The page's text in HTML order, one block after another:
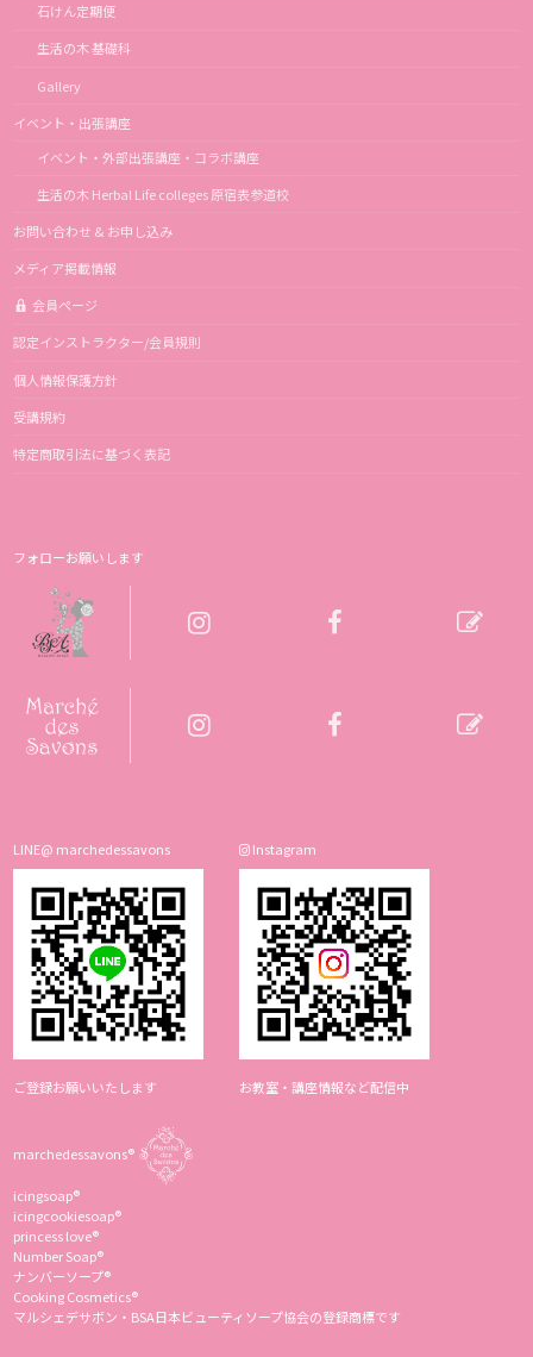
石けん定期便
生活の木 基礎科
Gallery
イベント・出張講座
イベント・外部出張講座・コラボ講座
生活の木 Herbal Life colleges 原宿表参道校
お問い合わせ & お申し込み
メディア掲載情報
会員ページ
認定インストラクター/会員規則
個人情報保護方針
受講規約
特定商取引法に基づく表記
フォローお願いします
LINE@ marchedessavons
ご登録お願いいたします
Instagram
お教室・講座情報など配信中
marchedessavons®︎
icingsoap®︎
icingcookiesoap®︎
princess love®︎
Number Soap®︎
ナンバーソープ®︎
Cooking Cosmetics®︎
マルシェデサボン・BSA日本ビューティソープ協会の登録商標です